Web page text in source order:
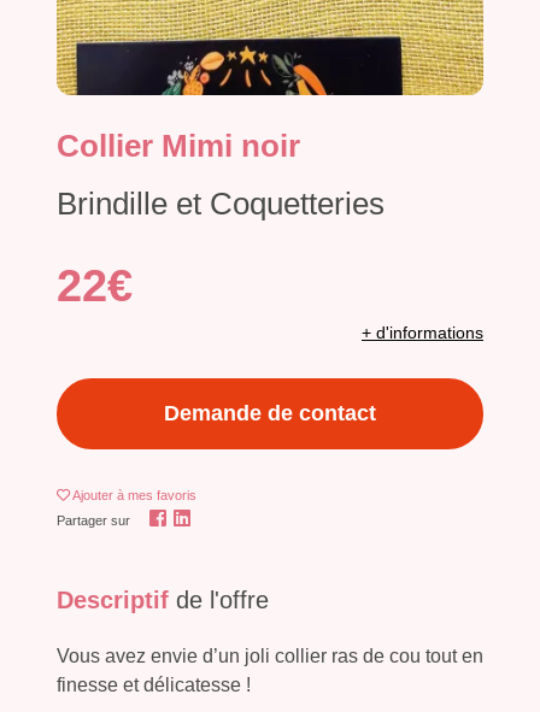
Collier Mimi noir
Brindille et Coquetteries
22€
+ d'informations
Demande de contact
Ajouter à mes favoris
Partager sur
Descriptif de l'offre
Vous avez envie d’un joli collier ras de cou tout en
finesse et délicatesse !